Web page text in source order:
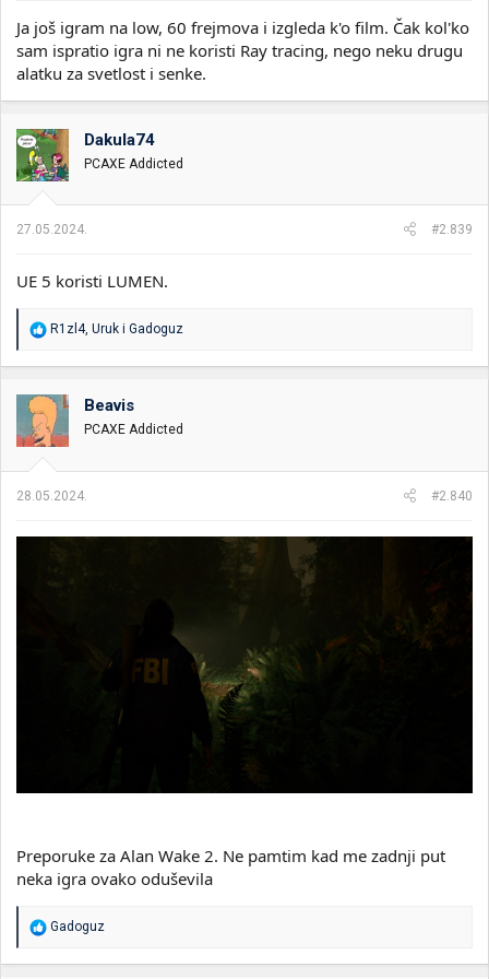
Ja još igram na low, 60 frejmova i izgleda k'o film. Čak kol'ko
sam ispratio igra ni ne koristi Ray tracing, nego neku drugu
alatku za svetlost i senke.
Dakula74
PCAXE Addicted
27.05.2024. #2.839
UE 5 koristi LUMEN.
R
a
o
a
n
:
R1zl4, Uruk i Gadoguz
Beavis
PCAXE Addicted
28.05.2024. #2.840
Preporuke za Alan Wake 2. Ne pamtim kad me zadnji put
neka igra ovako oduševila
R
Gadoguz